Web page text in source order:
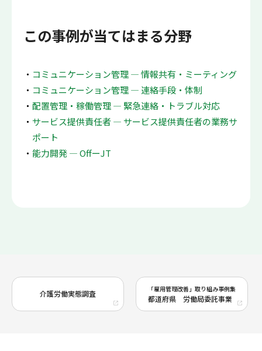
この事例が当てはまる分野
コミュニケーション管理 ― 情報共有・ミーティング
コミュニケーション管理 ― 連絡手段・体制
配置管理・稼働管理 ― 緊急連絡・トラブル対応
サービス提供責任者 ― サービス提供責任者の業務サ
ポート
能力開発 ― OffーJT
介護労働実態調査 「雇用管理改善」取り組み事例集
都道府県 労働局委託事業